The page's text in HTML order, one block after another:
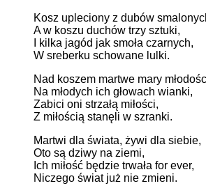
Kosz upleciony z dubów
A w koszu duchów trzy sztuki,
I kilka jagód jak smoła czarnych,
W sreberku schowane lulki.
Nad koszem martwe mary
Na młodych ich głowach wianki,
Zabici oni strzałą miłości,
Z miłością stanęli w szranki.
Martwi dla świata, żywi dla siebie,
Oto są dziwy na ziemi,
Ich miłość będzie trwała for ever,
Niczego świat już nie zmieni.